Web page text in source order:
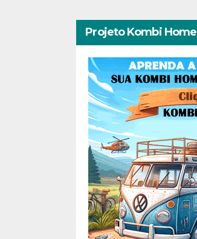
Projeto Kombi Home